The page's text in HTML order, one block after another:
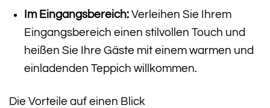
Im Eingangsbereich:Verleihen Sie Ihrem
Eingangsbereich einen stilvollen Touch und
heißen Sie Ihre Gäste mit einem warmen und
einladenden Teppich willkommen.
Die Vorteile auf einen Blick